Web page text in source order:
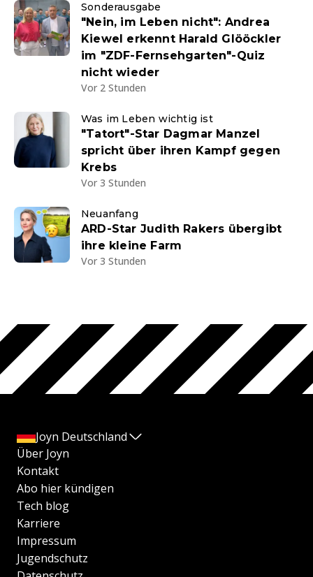
Sonderausgabe
"Nein, im Leben nicht": Andrea
Kiewel erkennt Harald Glööckler
im "ZDF-Fernsehgarten"-Quiz
nicht wieder
Vor 2 Stunden
Was im Leben wichtig ist
"Tatort"-Star Dagmar Manzel
spricht über ihren Kampf gegen
Krebs
Vor 3 Stunden
Neuanfang
ARD-Star Judith Rakers übergibt
ihre kleine Farm
Vor 3 Stunden
Joyn Deutschland
Über Joyn
Kontakt
Abo hier kündigen
Tech blog
Karriere
Impressum
Jugendschutz